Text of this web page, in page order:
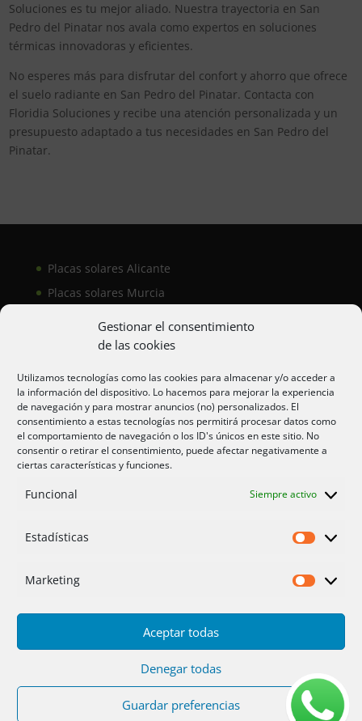
Gestionar el consentimiento
de las cookies
Utilizamos tecnologías como las cookies para almacenar y/o acceder a
la información del dispositivo. Lo hacemos para mejorar la experiencia
de navegación y para mostrar anuncios (no) personalizados. El
consentimiento a estas tecnologías nos permitirá procesar datos como
el comportamiento de navegación o los ID's únicos en este sitio. No
consentir o retirar el consentimiento, puede afectar negativamente a
ciertas características y funciones.
Funcional Siempre activo
Estadísticas
Marketing
Aceptar todas
Denegar todas
Guardar preferencias
Soluciones es tu mejor aliado. Nuestra trayectoria en San
Pedro del Pinatar nos avala como expertos en soluciones
térmicas innovadoras y eficientes.
No esperes más para disfrutar del confort y ahorro que ofrece
el suelo radiante en San Pedro del Pinatar. Contacta con
Floridia Soluciones y recibe una atención personalizada y un
presupuesto adaptado a tus necesidades en San Pedro del
Pinatar.
Placas solares Alicante
Placas solares Murcia
Aire acondicionado Alicante
Aire acondicionador Murcia
Aire acondicionado San Juan
Privacidad
Servicios Fotos
Placas solares
Ofertas 2025/26 Contacto